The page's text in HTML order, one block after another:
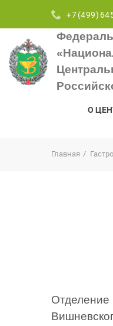
+7 (499)
О
Главная
Отделение